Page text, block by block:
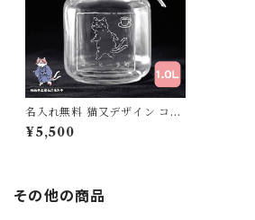
名入れ無料 猫又デザイン コー
ヒー保存瓶 1L サンドブラスト
彫刻 角型キャニスター コーヒ
¥5,500
その他の商品